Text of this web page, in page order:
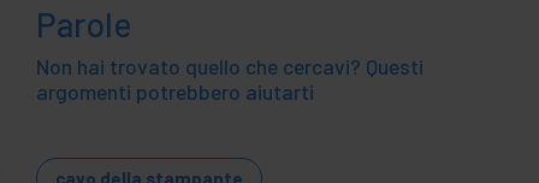
Parole
Non hai trovato quello che cercavi? Questi
argomenti potrebbero aiutarti
cavo della stampante